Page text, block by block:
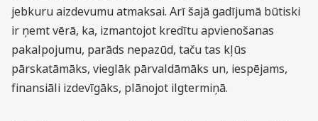
jebkuru aizdevumu atmaksai. Arī šajā gadījumā būtiski
ir ņemt vērā, ka, izmantojot kredītu apvienošanas
pakalpojumu, parāds nepazūd, taču tas kļūs
pārskatāmāks, vieglāk pārvaldāmāks un, iespējams,
finansiāli izdevīgāks, plānojot ilgtermiņā.